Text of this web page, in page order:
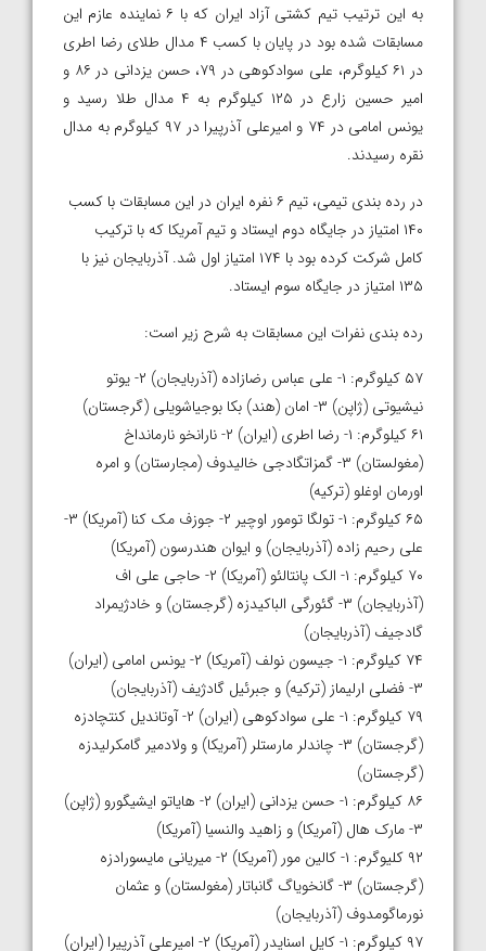
به این ترتیب تیم کشتی آزاد ایران که با ۶ نماینده عازم این
مسابقات شده بود در پایان با کسب ۴ مدال طلای رضا اطری
در ۶۱ کیلوگرم، علی سوادکوهی در ۷۹، حسن یزدانی در ۸۶ و
امیر حسین زارع در ۱۲۵ کیلوگرم به ۴ مدال طلا رسید و
یونس امامی در ۷۴ و امیرعلی آذرپیرا در ۹۷ کیلوگرم به مدال
نقره رسیدند.
در رده بندی تیمی، تیم ۶ نفره ایران در این مسابقات با کسب
۱۴۰ امتیاز در جایگاه دوم ایستاد و تیم آمریکا که با ترکیب
کامل شرکت کرده بود با ۱۷۴ امتیاز اول شد. آذربایجان نیز با
۱۳۵ امتیاز در جایگاه سوم ایستاد.
رده بندی نفرات این مسابقات به شرح زیر است:
۵۷ کیلوگرم: ۱- علی عباس رضازاده (آذربایجان) ۲- یوتو
نیشیوتی (ژاپن) ۳- امان (هند) بکا بوجیاشویلی (گرجستان)
۶۱ کیلوگرم: ۱- رضا اطری (ایران) ۲- نارانخو نارمانداخ
(مغولستان) ۳- گمزاتگادجی خالیدوف (مجارستان) و امره
اورمان اوغلو (ترکیه)
۶۵ کیلوگرم: ۱- تولگا تومور اوچیر ۲- جوزف مک کنا (آمریکا) ۳-
علی رحیم زاده (آذربایجان) و ایوان هندرسون (آمریکا)
۷۰ کیلوگرم: ۱- الک پانتالئو (آمریکا) ۲- حاجی علی اف
(آذربایجان) ۳- گئورگی الباکیدزه (گرجستان) و خادژیمراد
گادجیف (آذربایجان)
۷۴ کیلوگرم: ۱- جیسون نولف (آمریکا) ۲- یونس امامی (ایران)
۳- فضلی ارلیماز (ترکیه) و جبرئیل گادژیف (آذربایجان)
۷۹ کیلوگرم: ۱- علی سوادکوهی (ایران) ۲- آوتاندیل کنتچادزه
(گرجستان) ۳- چاندلر مارستلر (آمریکا) و ولادمیر گامکرلیدزه
(گرجستان)
۸۶ کیلوگرم: ۱- حسن یزدانی (ایران) ۲- هایاتو ایشیگورو (ژاپن)
۳- مارک هال (آمریکا) و زاهید والنسیا (آمریکا)
۹۲ کلیوگرم: ۱- کالین مور (آمریکا) ۲- میریانی مایسورادزه
(گرجستان) ۳- گانخویاگ گانباتار (مغولستان) و عثمان
نورماگومدوف (آذربایجان)
۹۷ کیلوگرم: ۱- کایل اسنایدر (آمریکا) ۲- امیرعلی آذرپیرا (ایران)